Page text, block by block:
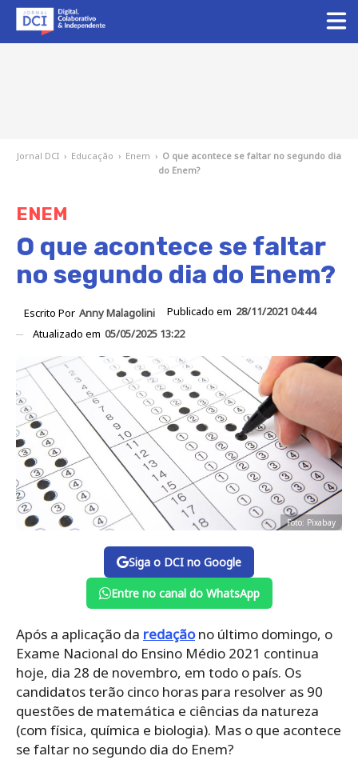
Jornal DCI › Educação › Enem › O que acontece se faltar no segundo dia
do Enem?
ENEM
O que acontece se faltar
no segundo dia do Enem?
Escrito Por Anny Malagolini Publicado em 28/11/2021 04:44
Atualizado em 05/05/2025 13:22
Foto: Pixabay
Siga o DCI no Google
Entre no canal do WhatsApp
Após a aplicação da redaçãono último domingo, o
Exame Nacional do Ensino Médio 2021 continua
hoje, dia 28 de novembro, em todo o país. Os
candidatos terão cinco horas para resolver as 90
questões de matemática e ciências da natureza
(com física, química e biologia). Mas o que acontece
se faltar no segundo dia do Enem?